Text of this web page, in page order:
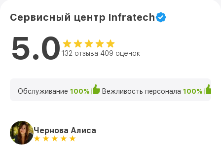
Сервисный центр Infratech
5.0 132 отзыва 409 оценок
Обслуживание 100% Вежливость персонала 100%
Чернова Алиса